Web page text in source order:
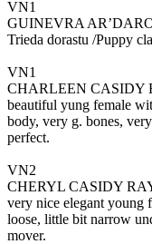
VN1
GUINEVRA
Trieda dorastu /Puppy
VN1
CHARLEEN CASIDY
beautiful yung female
body, very g. bones,
perfect.
VN2
CHERYL CASIDY
very nice elegant young
loose, little bit narrow
mover.